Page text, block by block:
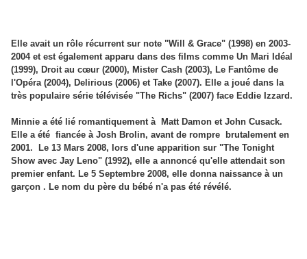
Elle avait un rôle récurrent sur note "Will & Grace" (1998) en 2003-
2004 et est également apparu dans des films comme Un Mari Idéal
(1999), Droit au cœur (2000), Mister Cash (2003), Le Fantôme de
l'Opéra (2004), Delirious (2006) et Take (2007). Elle a joué dans la
très populaire série télévisée "The Richs" (2007) face Eddie Izzard.
Minnie a été lié romantiquement à Matt Damon et John Cusack.
Elle a été fiancée à Josh Brolin, avant de rompre brutalement en
2001. Le 13 Mars 2008, lors d'une apparition sur "The Tonight
Show avec Jay Leno" (1992), elle a annoncé qu'elle attendait son
premier enfant. Le 5 Septembre 2008, elle donna naissance à un
garçon . Le nom du père du bébé n'a pas été révélé.